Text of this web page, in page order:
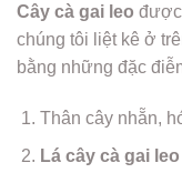
Cây cà gai leo
chúng tôi liệt kê ở
bằng những đặc
Thân cây nhẵn,
Lá cây cà gai leo